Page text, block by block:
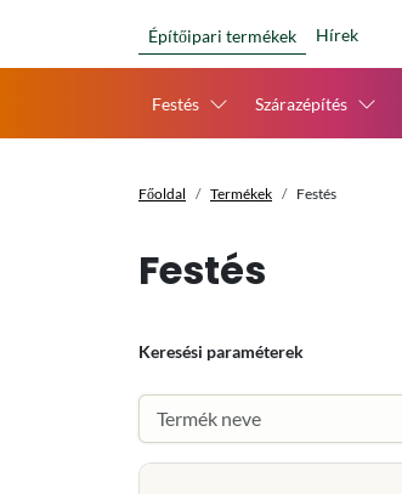
Építőipari termékek Hírek
Festés Szárazépítés
Főoldal Termékek Festés
Festés
Keresési paraméterek